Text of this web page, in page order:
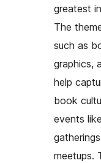
greatest
The
such as
graphics,
help
book
events
meetups.